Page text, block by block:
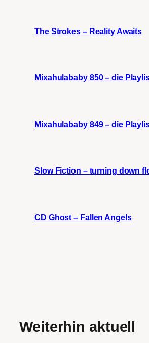
The Strokes – Reality Awaits
Mixahulababy 850 – die
Mixahulababy 849 – die
Slow Fiction – turning down
CD Ghost – Fallen Angels
Weiterhin aktuell